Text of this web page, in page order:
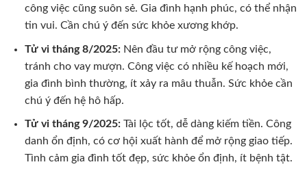
công việc cũng suôn sẻ. Gia đình hạnh phúc, có thể nhận
tin vui. Cần chú ý đến sức khỏe xương khớp.
Tử vi tháng 8/2025:Nên đầu tư mở rộng công việc,
tránh cho vay mượn. Công việc có nhiều kế hoạch mới,
gia đình bình thường, ít xảy ra mâu thuẫn. Sức khỏe cần
chú ý đến hệ hô hấp.
Tử vi tháng 9/2025:Tài lộc tốt, dễ dàng kiếm tiền. Công
danh ổn định, có cơ hội xuất hành để mở rộng giao tiếp.
Tình cảm gia đình tốt đẹp, sức khỏe ổn định, ít bệnh tật.